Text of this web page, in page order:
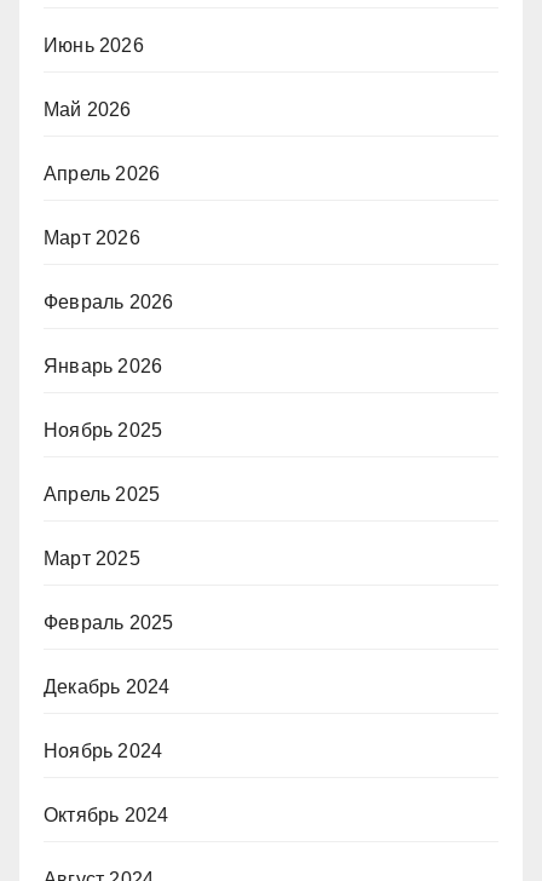
Июнь 2026
Май 2026
Апрель 2026
Март 2026
Февраль 2026
Январь 2026
Ноябрь 2025
Апрель 2025
Март 2025
Февраль 2025
Декабрь 2024
Ноябрь 2024
Октябрь 2024